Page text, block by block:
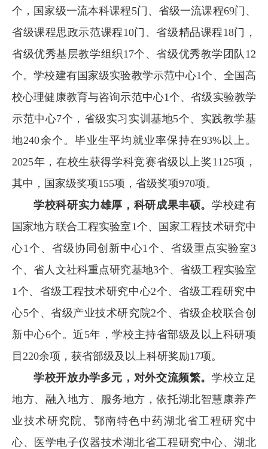
个，国家级一流本科课程5门、省级一流课程69门、
省级课程思政示范课程10门、省级精品课程18门，
省级优秀基层教学组织17个、省级优秀教学团队12
个。学校建有国家级实验教学示范中心1个、全国高
校心理健康教育与咨询示范中心1个、省级实验教学
示范中心7个，省级实习实训基地5个、实践教学基
地240余个。毕业生平均就业率保持在93%以上。
2025年，在校生获得学科竞赛省级以上奖1125项，
其中，国家级奖项155项，省级奖项970项。
学校科研实力雄厚，科研成果丰硕。学校建有
国家地方联合工程实验室1个、国家工程技术研究中
心1个、省级协同创新中心1个、省级重点实验室3
个、省人文社科重点研究基地3个、省级工程实验室
1个、省级工程技术研究中心2个、省级工程研究中
心5个、省级产业技术研究院2个、省级企校联合创
新中心6个。近5年，学校主持省部级及以上科研项
目220余项，获省部级及以上科研奖励17项。
学校开放办学多元，对外交流频繁。学校立足
地方、融入地方、服务地方，依托湖北智慧康养产
业技术研究院、鄂南特色中药湖北省工程研究中
心、医学电子仪器技术湖北省工程研究中心、湖北